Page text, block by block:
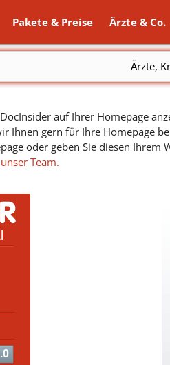
Pakete & Preise Ärzte & Co.
Ärzte,
auf Ihrer Homepage
Ihnen gern für Ihre Homepage
oder geben Sie diesen Ihrem
Team.